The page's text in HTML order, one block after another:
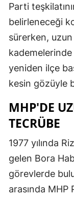
Parti
belirleneceği
sürerken, uzun
yeniden ilçe
kesin gözüyle
MHP'DE
TECRÜBE
1977 yılında
gelen Bora
görevlerde
arasında MHP